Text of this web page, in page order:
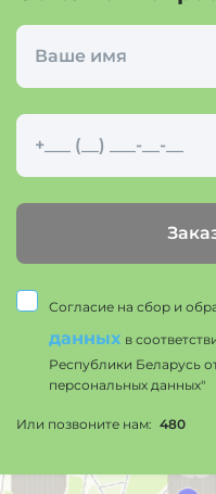
Или позвоните нам: 480
Согласие на сбор и
данных в
Республики Беларусь
персональных данных"